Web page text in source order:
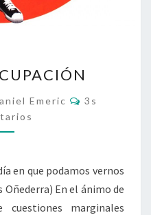
MALA
Emeric Comentarios
3s
en que podamos vernos
En el ánimo de
cuestiones marginales